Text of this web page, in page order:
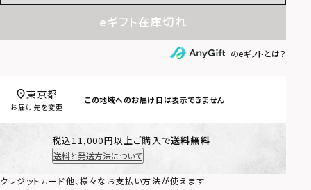
eギフト在庫切れ
のeギフトとは？
この地域へのお届け日は表示できません
東京都
お届け先を変更
税込11,000円以上ご購入で送料無料
送料と発送方法について
クレジットカード他、様々なお支払い方法が使えます